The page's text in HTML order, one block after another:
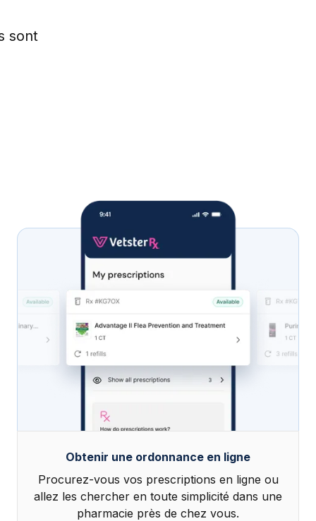
sont
Obtenir une ordonnance en ligne
Procurez-vous vos prescriptions en ligne ou
allez les chercher en toute simplicité dans une
pharmacie près de chez vous.